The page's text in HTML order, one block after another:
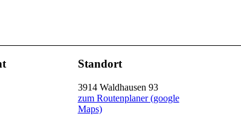
Standort
3914 Waldhausen 93
zum Routenplaner (google
Maps)